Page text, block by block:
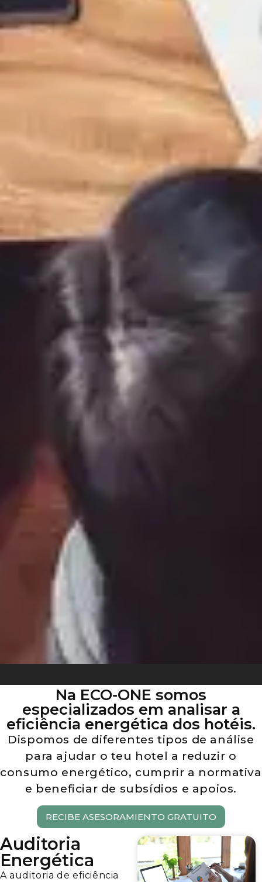
Na ECO-ONE somos
especializados em analisar a
eficiência energética dos hotéis.
Dispomos de diferentes tipos de análise
para ajudar o teu hotel a reduzir o
consumo energético, cumprir a normativa
e beneficiar de subsídios e apoios.
RECIBE ASESORAMIENTO GRATUITO
Auditoria
Energética
A auditoria de eficiência